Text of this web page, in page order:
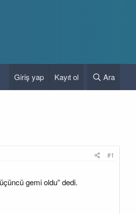
Giriş yap Kayıt ol Ara
#1
gemi oldu” dedi.